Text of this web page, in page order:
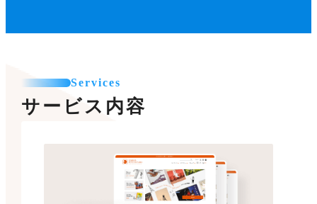
Services
サービス内容